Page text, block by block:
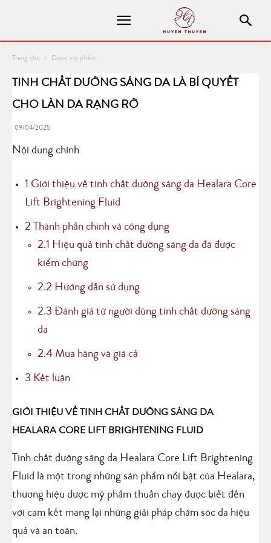
Trang chủ Dược mỹ phẩm
TINH CHẤT DƯỠNG SÁNG DA LÀ BÍ QUYẾT
CHO LÀN DA RẠNG RỠ
09/04/2025
Nội dung chính
1 Giới thiệu về tinh chất dưỡng sáng da Healara Core
Lift Brightening Fluid
2 Thành phần chính và công dụng
2.1 Hiệu quả tinh chất dưỡng sáng da đã được
kiểm chứng
2.2 Hướng dẫn sử dụng
2.3 Đánh giá từ người dùng tinh chất dưỡng sáng
da
2.4 Mua hàng và giá cả
3 Kết luận
GIỚI THIỆU VỀ TINH CHẤT DƯỠNG SÁNG DA
HEALARA CORE LIFT BRIGHTENING FLUID
Tinh chất dưỡng sáng da Healara Core Lift Brightening
Fluid là một trong những sản phẩm nổi bật của Healara,
thương hiệu dược mỹ phẩm thuần chay được biết đến
với cam kết mang lại những giải pháp chăm sóc da hiệu
quả và an toàn.